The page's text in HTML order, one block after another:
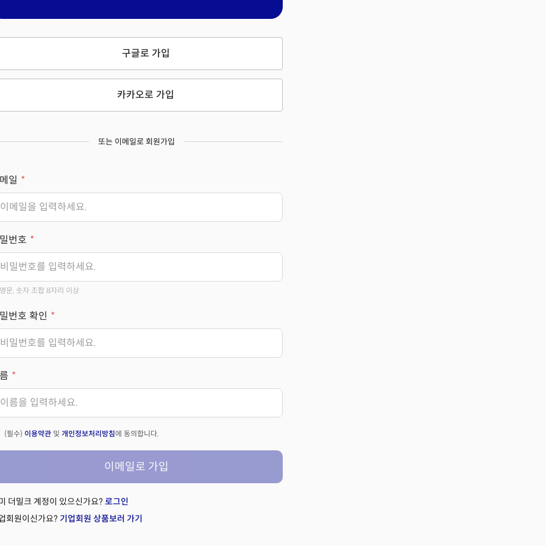
구글로 가입
카카오로 가입
또는 이메일로 회원가입
일
번호
영문, 숫자 조합 8자리 이상
번호 확인
(필수) 이용약관 및 개인정보처리방침에 동의합니다.
이메일로 가입
더밀크 계정이 있으신가요? 로그인
회원이신가요? 기업회원 상품보러 가기